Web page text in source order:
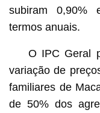
subiram 0,90%
termos anuais.
O IPC Geral
variação de
familiares de
de 50% dos